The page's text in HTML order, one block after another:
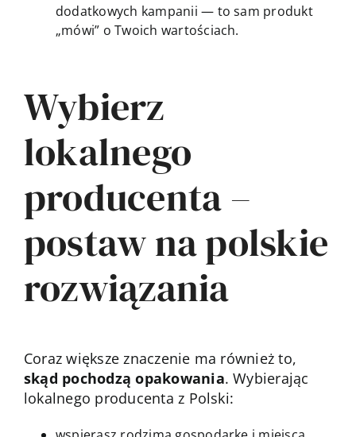
dodatkowych kampanii — to sam produkt
„mówi” o Twoich wartościach.
Wybierz
lokalnego
producenta –
postaw na polskie
rozwiązania
Coraz większe znaczenie ma również to,
skąd pochodzą opakowania. Wybierając
lokalnego producenta z Polski: